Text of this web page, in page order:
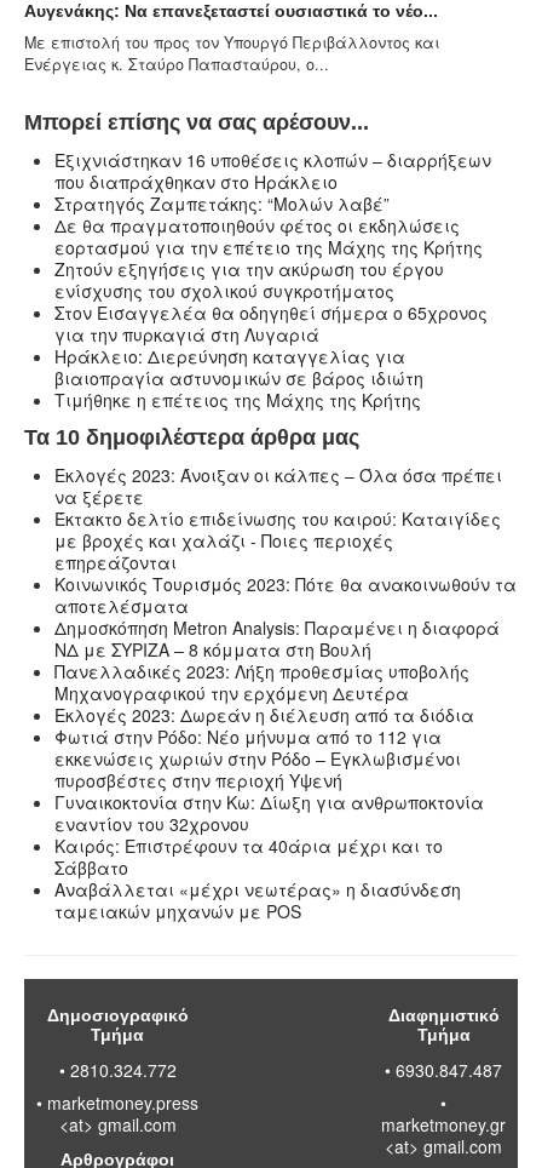
ουσιαστικά το νέο...
τον Υπουργό Περιβάλλοντος και
Παπασταύρου, ο...
Λύματα στον
Θέση της δημοτικής
Μπορεί επίσης να σας αρέσουν...
Eξιχνιάστηκαν 16 υποθέσεις κλοπών – διαρρήξεων
που διαπράχθηκαν στο Ηράκλειο
Στρατηγός Ζαμπετάκης: “Μολών λαβέ”
Δε θα πραγματοποιηθούν φέτος οι εκδηλώσεις
εορτασμού για την επέτειο της Μάχης της Κρήτης
Ζητούν εξηγήσεις για την ακύρωση του έργου
ενίσχυσης του σχολικού συγκροτήματος
Στον Εισαγγελέα θα οδηγηθεί σήμερα ο 65χρονος
για την πυρκαγιά στη Λυγαριά
Ηράκλειο: Διερεύνηση καταγγελίας για
βιαιοπραγία αστυνομικών σε βάρος ιδιώτη
Τιμήθηκε η επέτειος της Μάχης της Κρήτης
Τα 10 δημοφιλέστερα άρθρα μας
Εκλογές 2023: Άνοιξαν οι κάλπες – Όλα όσα πρέπει
να ξέρετε
Έκτακτο δελτίο επιδείνωσης του καιρού: Καταιγίδες
με βροχές και χαλάζι - Ποιες περιοχές
επηρεάζονται
Κοινωνικός Τουρισμός 2023: Πότε θα ανακοινωθούν τα
αποτελέσματα
Δημοσκόπηση Metron Analysis: Παραμένει η διαφορά
ΝΔ με ΣΥΡΙΖΑ – 8 κόμματα στη Βουλή
Πανελλαδικές 2023: Λήξη προθεσμίας υποβολής
Μηχανογραφικού την ερχόμενη Δευτέρα
Εκλογές 2023: Δωρεάν η διέλευση από τα διόδια
Φωτιά στην Ρόδο: Νέο μήνυμα από το 112 για
εκκενώσεις χωριών στην Ρόδο – Εγκλωβισμένοι
πυροσβέστες στην περιοχή Υψενή
Γυναικοκτονία στην Κω: Δίωξη για ανθρωποκτονία
εναντίον του 32χρονου
Καιρός: Επιστρέφουν τα 40άρια μέχρι και το
Σάββατο
Αναβάλλεται «μέχρι νεωτέρας» η διασύνδεση
ταμειακών μηχανών με POS
Δημοσιογραφικό
Τμήμα
• 2810.324.772
• marketmoney.press
<at> gmail.com
Αρθρογράφοι
Διαφημιστικό
Τμήμα
• 6930.847.487
•
marketmoney.gr
<at> gmail.com